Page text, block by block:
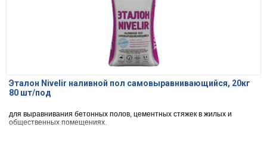
Эталон Nivelir наливной пол самовыравнивающийся, 20кг
80 шт/под
для выравнивания бетонных полов, цементных стяжек в жилых и
общественных помещениях.